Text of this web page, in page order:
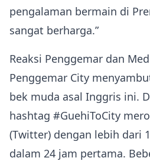
pengalaman bermain di
sangat berharga.”
Reaksi Penggemar dan
Penggemar City
bek muda asal Inggris ini.
hashtag #GuehiToCity
(Twitter) dengan lebih dari
dalam 24 jam pertama.